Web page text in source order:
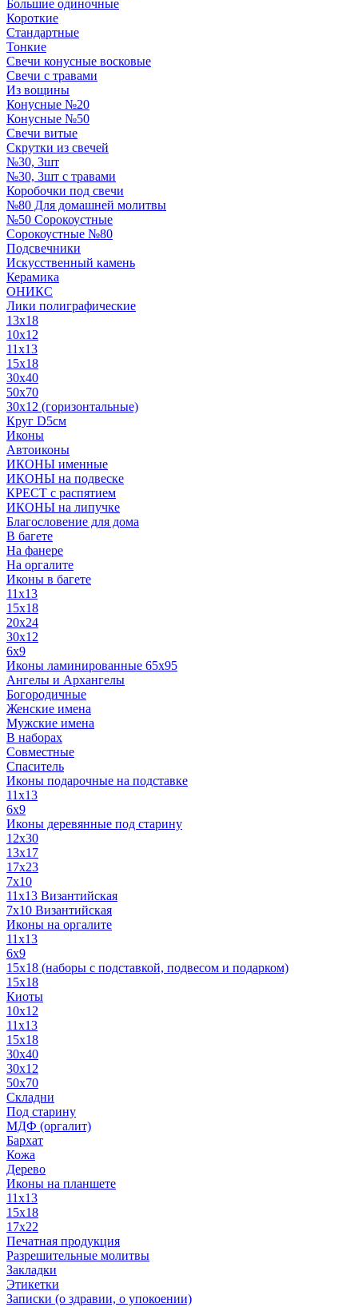
Большие одиночные
Короткие
Стандартные
Тонкие
Свечи конусные восковые
Свечи с травами
Из вощины
Конусные №20
Конусные №50
Свечи витые
Скрутки из свечей
№30, 3шт
№30, 3шт с травами
Коробочки под свечи
№80 Для домашней молитвы
№50 Сорокоустные
Сорокоустные №80
Подсвечники
Искусственный камень
Керамика
ОНИКС
Лики полиграфические
13x18
10x12
11х13
15х18
30x40
50x70
30x12 (горизонтальные)
Круг D5см
Иконы
Автоиконы
ИКОНЫ именные
ИКОНЫ на подвеске
КРЕСТ с распятием
ИКОНЫ на липучке
Благословение для дома
В багете
На фанере
На оргалите
Иконы в багете
11x13
15x18
20x24
30х12
6x9
Иконы ламинированные 65x95
Ангелы и Архангелы
Богородичные
Женские имена
Мужские имена
В наборах
Совместные
Спаситель
Иконы подарочные на подставке
11x13
6x9
Иконы деревянные под старину
12х30
13x17
17x23
7x10
11x13 Византийская
7x10 Византийская
Иконы на оргалите
11x13
6x9
15х18 (наборы с подставкой, подвесом и подарком)
15x18
Киоты
10x12
11x13
15x18
30x40
30х12
50x70
Складни
Под старину
МДФ (оргалит)
Бархат
Кожа
Дерево
Иконы на планшете
11х13
15х18
17х22
Печатная продукция
Разрешительные молитвы
Закладки
Этикетки
Записки (о здравии, о упокоении)